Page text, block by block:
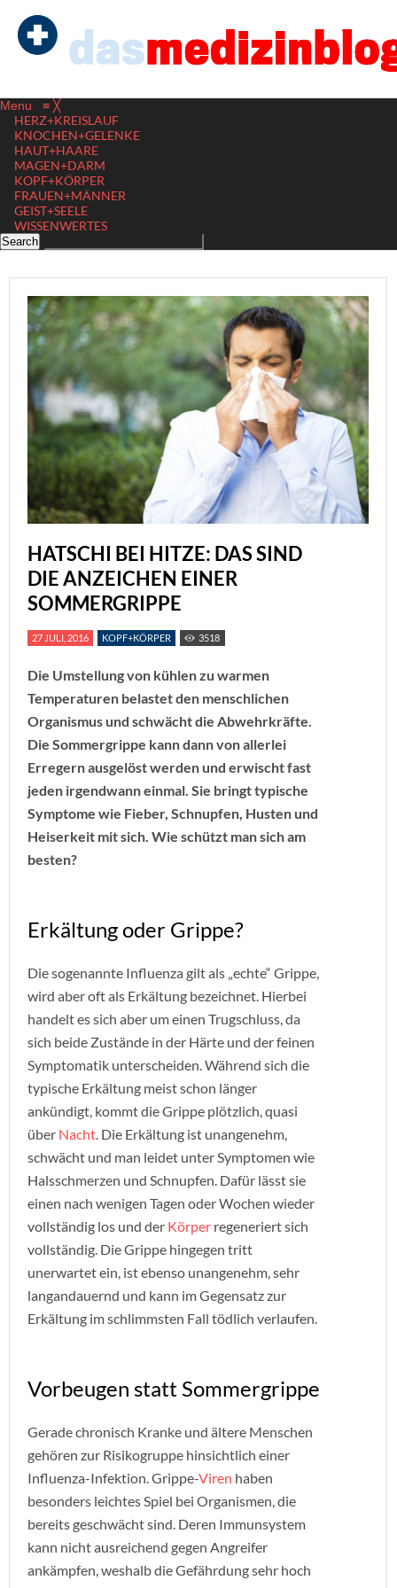
Menu ≡ ╳
HERZ+KREISLAUF
KNOCHEN+GELENKE
HAUT+HAARE
MAGEN+DARM
KOPF+KÖRPER
FRAUEN+MÄNNER
GEIST+SEELE
WISSENWERTES
HATSCHI BEI HITZE: DAS SIND
DIE ANZEICHEN EINER
SOMMERGRIPPE
27 JULI, 2016 KOPF+KÖRPER 3518
Die Umstellung von kühlen zu warmen
Temperaturen belastet den menschlichen
Organismus und schwächt die Abwehrkräfte.
Die Sommergrippe kann dann von allerlei
Erregern ausgelöst werden und erwischt fast
jeden irgendwann einmal. Sie bringt typische
Symptome wie Fieber, Schnupfen, Husten und
Heiserkeit mit sich. Wie schützt man sich am
besten?
Erkältung oder Grippe?
Die sogenannte Influenza gilt als „echte“ Grippe,
wird aber oft als Erkältung bezeichnet. Hierbei
handelt es sich aber um einen Trugschluss, da
sich beide Zustände in der Härte und der feinen
Symptomatik unterscheiden. Während sich die
typische Erkältung meist schon länger
ankündigt, kommt die Grippe plötzlich, quasi
über Nacht . Die Erkältung ist unangenehm,
schwächt und man leidet unter Symptomen wie
Halsschmerzen und Schnupfen. Dafür lässt sie
einen nach wenigen Tagen oder Wochen wieder
vollständig los und der Körper regeneriert sich
vollständig. Die Grippe hingegen tritt
unerwartet ein, ist ebenso unangenehm, sehr
langandauernd und kann im Gegensatz zur
Erkältung im schlimmsten Fall tödlich verlaufen.
Vorbeugen statt Sommergrippe
Gerade chronisch Kranke und ältere Menschen
gehören zur Risikogruppe hinsichtlich einer
Influenza-Infektion. Grippe-Viren haben
besonders leichtes Spiel bei Organismen, die
bereits geschwächt sind. Deren Immunsystem
kann nicht ausreichend gegen Angreifer
ankämpfen, weshalb die Gefährdung sehr hoch